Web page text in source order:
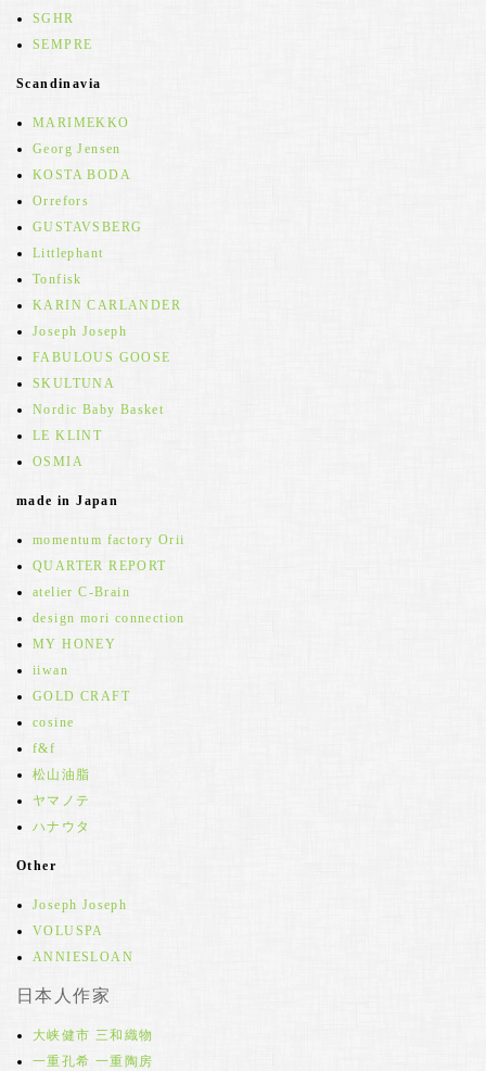
SGHR
SEMPRE
Scandinavia
MARIMEKKO
Georg Jensen
KOSTA BODA
Orrefors
GUSTAVSBERG
Littlephant
Tonfisk
KARIN CARLANDER
Joseph Joseph
FABULOUS GOOSE
SKULTUNA
Nordic Baby Basket
LE KLINT
OSMIA
made in Japan
momentum factory Orii
QUARTER REPORT
atelier C-Brain
design mori connection
MY HONEY
iiwan
GOLD CRAFT
cosine
f&f
松山油脂
ヤマノテ
ハナウタ
Other
Joseph Joseph
VOLUSPA
ANNIESLOAN
日本人作家
大峡健市 三和織物
一重孔希 一重陶房